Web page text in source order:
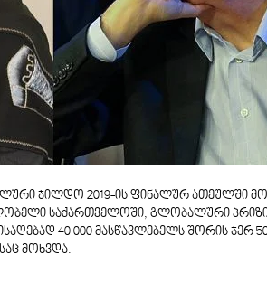
ჯილდო 2019-ის ფინალურ ათეულში
საქართველოში, გლობალური
40 000 მასწავლებელს შორის ჯერ
მოხვდა.